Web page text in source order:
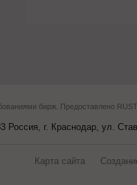
бирж. Предоставлено
г. Краснодар, ул.
Карта сайта